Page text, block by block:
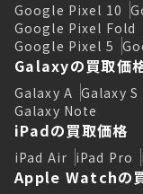
Google Pixel 10
Google Pixel Fold
Google Pixel 5
Galaxyの買取価
Galaxy A Galaxy S
Galaxy Note
iPadの買取価格
iPad Air iPad Pro
Apple Watchの